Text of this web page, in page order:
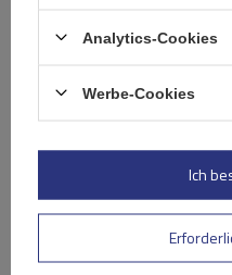
Montagekanal (T-PROFIL)
Zubehör anderer Firmen
Inter Pack.
Die deutsche MarkeAteraist
Analytics-Cookies
Werbe-Cookies
Ich